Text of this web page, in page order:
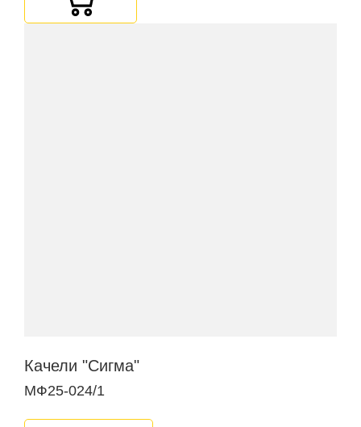
Качели "Сигма"
МФ25-024/1